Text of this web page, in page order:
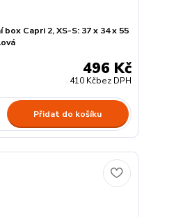
Capri 2, XS-S: 37 x 34 x 55
496 Kč
410 Kčbez DPH
Přidat do košíku